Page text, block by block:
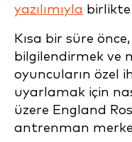
yazılımıyla
Kısa bir süre
bilgilendirmek ve
oyuncuların özel
uyarlamak için
üzere England
antrenman